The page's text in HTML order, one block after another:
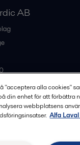
AB
partners
"acceptera alla cookies"
din enhet för att förbättra
webbplatsens
Alfa